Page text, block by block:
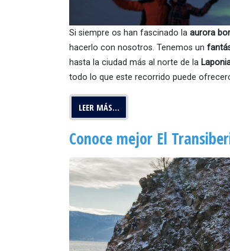
Si siempre os han fascinado la aurora
hacerlo con nosotros. Tenemos un
hasta la ciudad más al norte de la
todo lo que este recorrido puede
LEER MÁS…
Conoce mejor El